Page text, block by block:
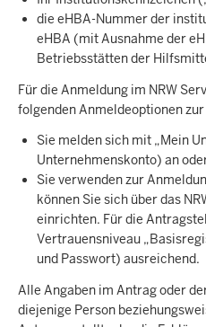
die eHBA-Nummer der
eHBA (mit Ausnahme der
Betriebsstätten der
Für die Anmeldung im NRW
folgenden Anmeldeoptionen
Sie melden sich mit „Mein
Unternehmenskonto) an
Sie verwenden zur
können Sie sich über das
einrichten. Für die
Vertrauensniveau
und Passwort) ausreichend.
Alle Angaben im Antrag oder
diejenige Person